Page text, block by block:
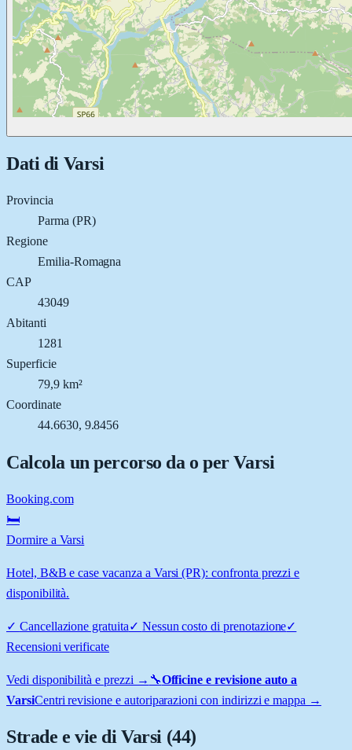
Dati di Varsi
Provincia
Parma (PR)
Regione
Emilia-Romagna
CAP
43049
Abitanti
1281
Superficie
79,9 km²
Coordinate
44.6630, 9.8456
Calcola un percorso da o perVarsi
Booking.com
🛏️
Dormire a Varsi
Hotel, B&B e case vacanza a Varsi (PR): confronta prezzi e
disponibilità.
✓ Cancellazione gratuita✓ Nessun costo di prenotazione✓
Recensioni verificate
Vedi disponibilità e prezzi → 🔧Officine e revisione auto a
VarsiCentri revisione e autoriparazioni con indirizzi e mappa →
Strade e vie diVarsi (44)